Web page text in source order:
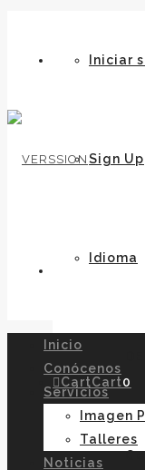
Iniciar
Sign Up
Idioma
CartCart0
Inicio
Conócenos
Servicios
Imagen
Talleres
Noticias